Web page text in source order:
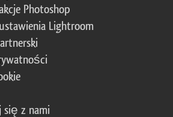
Photoshop
Lightroom
się z nami